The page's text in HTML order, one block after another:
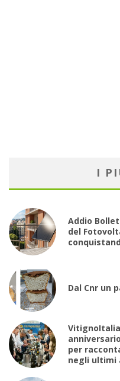
I
Addio
del
Dal Cnr un
per
negli ultimi